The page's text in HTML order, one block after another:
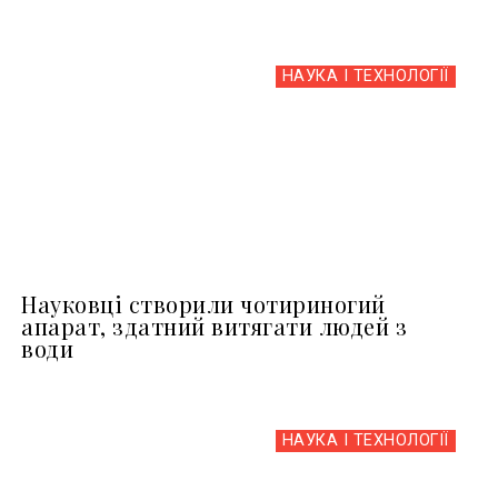
НАУКА І ТЕХНОЛОГІЇ
Науковці створили чотириногий
апарат, здатний витягати людей з
води
НАУКА І ТЕХНОЛОГІЇ